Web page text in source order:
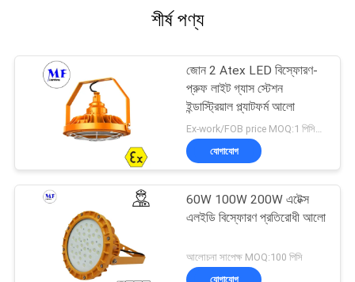
শীর্ষ পণ্য
জোন 2 Atex LED বিস্ফোরণ-
প্রুফ লাইট গ্যাস স্টেশন
ইন্ডাস্ট্রিয়াল প্ল্যাটফর্ম আলো
যোগাযোগ
60W 100W 200W এটেক্স
এলইডি বিস্ফোরণ প্রতিরোধী আলো
আলোচনা সাপেক্ষ MOQ:100 পিসি